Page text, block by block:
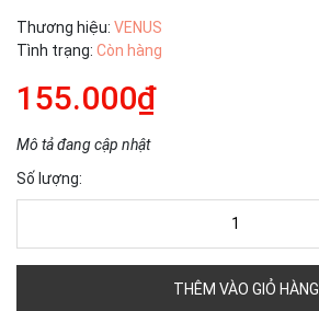
Thương hiệu: VENUS
Tình trạng: Còn hàng
155.000₫
Mô tả đang cập nhật
Số lượng:
THÊM VÀO GIỎ HÀNG